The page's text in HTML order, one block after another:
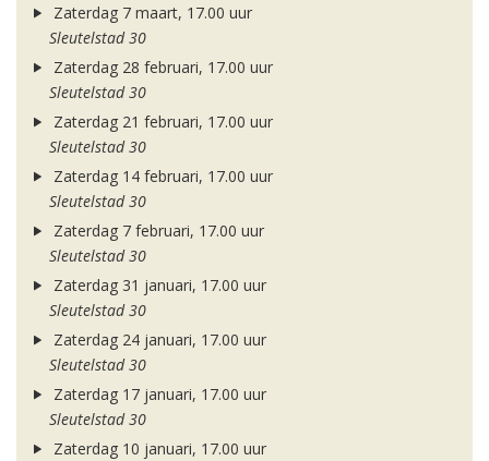
Zaterdag 7 maart, 17.00 uur
Sleutelstad 30
Zaterdag 28 februari, 17.00 uur
Sleutelstad 30
Zaterdag 21 februari, 17.00 uur
Sleutelstad 30
Zaterdag 14 februari, 17.00 uur
Sleutelstad 30
Zaterdag 7 februari, 17.00 uur
Sleutelstad 30
Zaterdag 31 januari, 17.00 uur
Sleutelstad 30
Zaterdag 24 januari, 17.00 uur
Sleutelstad 30
Zaterdag 17 januari, 17.00 uur
Sleutelstad 30
Zaterdag 10 januari, 17.00 uur